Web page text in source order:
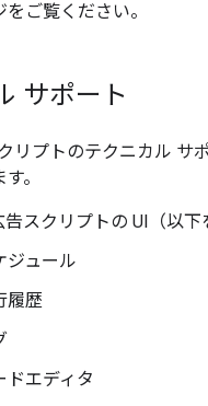
をご覧ください。
サポート
リプトのテクニカル サ
。
告スクリプトの UI（以下
ジュール
履歴
ドエディタ